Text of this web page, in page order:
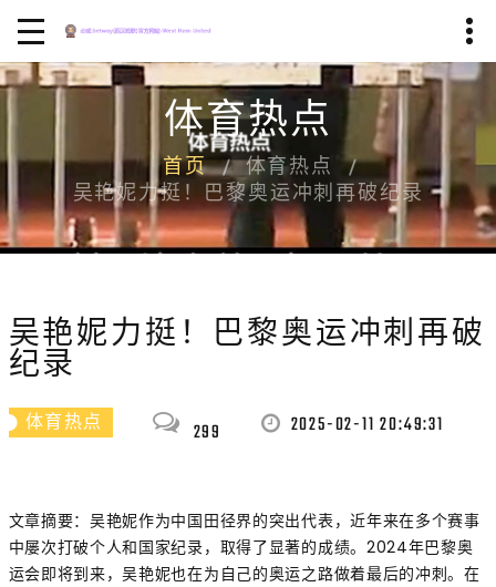
体育热点
首页
体育热点
吴艳妮力挺！巴黎奥运冲刺再破纪录
吴艳妮力挺！巴黎奥运冲刺再破
纪录
体育热点 299 2025-02-11 20:49:31
文章摘要：吴艳妮作为中国田径界的突出代表，近年来在多个赛事
中屡次打破个人和国家纪录，取得了显著的成绩。2024年巴黎奥
运会即将到来，吴艳妮也在为自己的奥运之路做着最后的冲刺。在